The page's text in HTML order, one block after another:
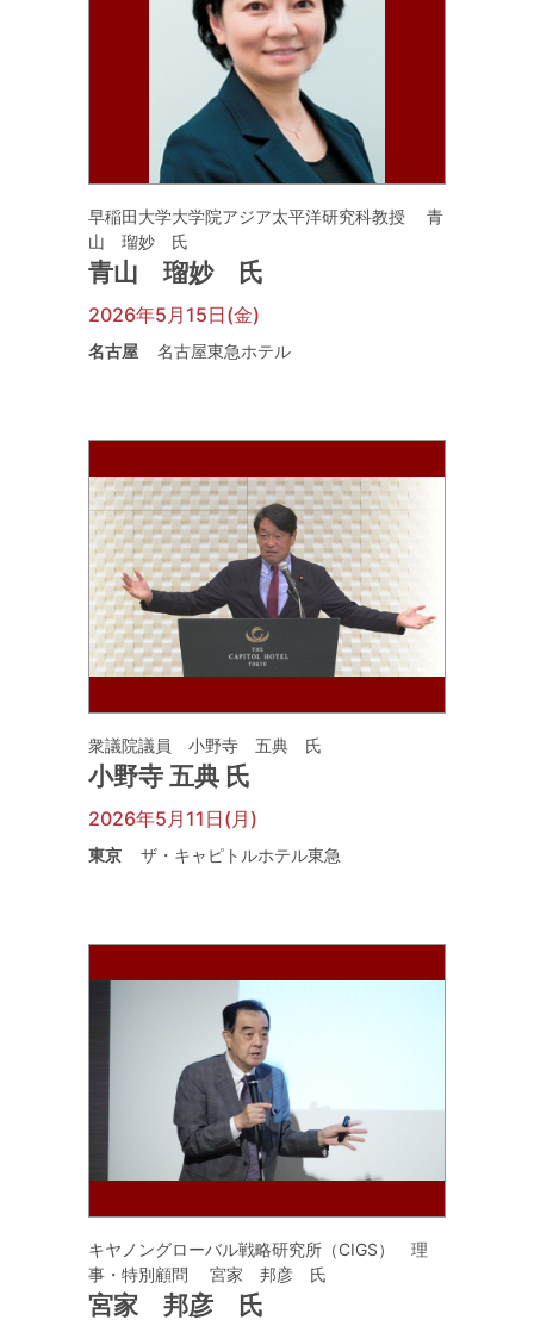
早稲田大学大学院アジア太平洋研究科教授 青
山 瑠妙 氏
青山 瑠妙 氏
2026年5月15日(金)
名古屋 名古屋東急ホテル
衆議院議員 小野寺 五典 氏
小野寺 五典 氏
2026年5月11日(月)
東京 ザ・キャピトルホテル東急
キヤノングローバル戦略研究所（CIGS） 理
事・特別顧問 宮家 邦彦 氏
宮家 邦彦 氏